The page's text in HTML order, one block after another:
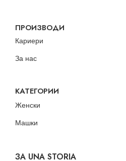
ПРОИЗВОДИ
Кариери
За нас
КАТЕГОРИИ
Женски
Машки
ЗА UNA STORIA